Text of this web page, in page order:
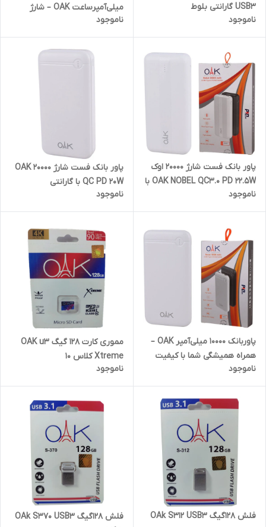
USB3 گارانتی بلوط
ناموجود
میلی‌آمپرساعت OAK – شارژ
و PD 20W
ناموجود
پاور بانک فست شارژ 20000 اوک
OAK NOBEL QC3.0 PD 22.5W با
گارانتی
ناموجود
پاور بانک فست شارژ 20000 OAK
QC PD 20W با گارانتی
ناموجود
پاوربانک 10000 میلی‌آمپر OAK –
همراه همیشگی شما با کیفیت
ناموجود
مموری کارت 128 گیگ OAK u3
Xtreme کلاس 10
ناموجود
فلش 128گیگ OAk S312 USB3
فلش 128گیگ OAk S370 USB3